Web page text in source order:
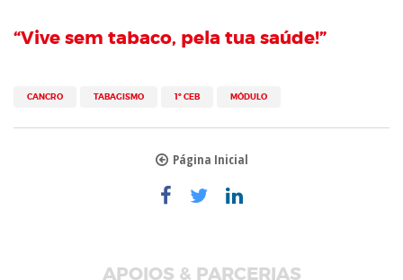
“Vive sem tabaco, pela tua saúde!”
CANCRO TABAGISMO 1º CEB MÓDULO
Página Inicial
APOIOS & PARCERIAS